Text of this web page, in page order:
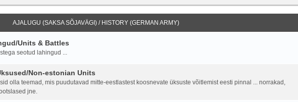
AJALUGU (SAKSA SÕJAVÄGI) / HISTORY (GERMAN ARMY)
Units & Battles
seotud lahingud ...
Non-estonian Units
olla teemad, mis puudutavad mitte-eestlastest koosnevate üksuste võitlemist eesti pinnal ... norrakad,
jne.